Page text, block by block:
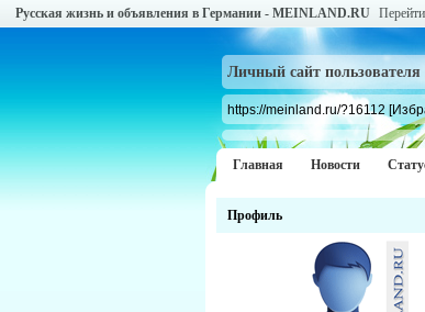
Русская жизнь и объявления в Германии - MEINLAND.RU Перейти
Личный сайт
https://meinland.ru/?16112
Главная Новости
Профиль